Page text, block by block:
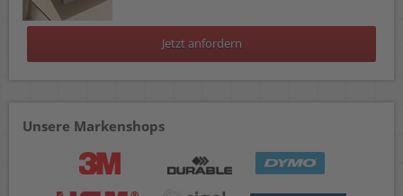
Jetzt anfordern
Unsere Markenshops